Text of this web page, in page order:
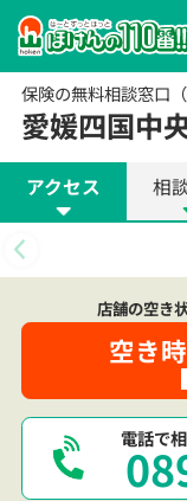
保険の無料相談窓口
愛媛四国中
アクセス 相
電話で
店舗の空き
空き